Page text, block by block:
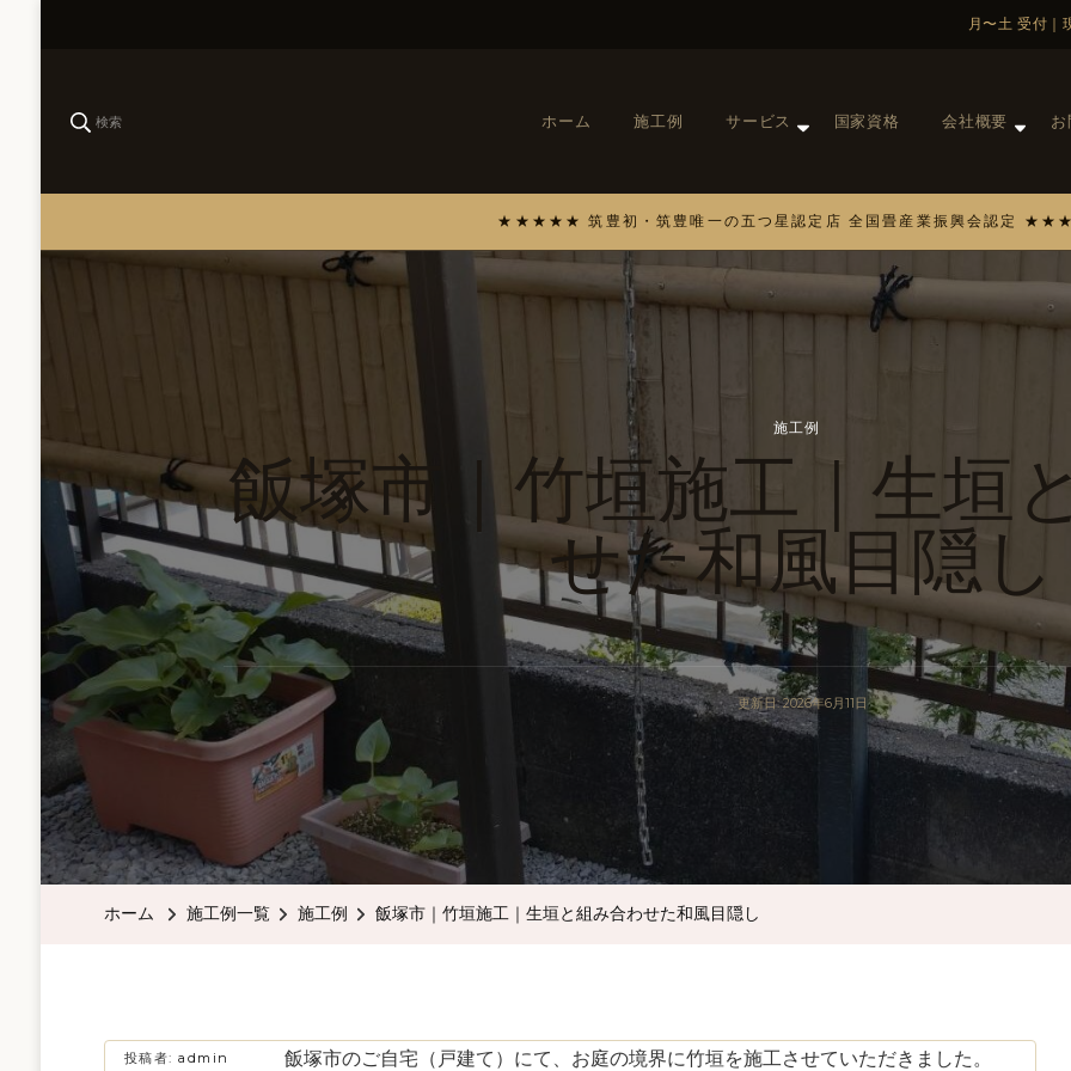
検索 ホーム 施工例 サービス 国家資格 会社概要 お
施工例
飯塚市｜竹垣施工｜生垣
せた和風目隠し
更新日:2026年6月11日
ホーム 施工例一覧 施工例 飯塚市｜竹垣施工｜生垣と組み合わせた和風目隠し
投稿者:admin 飯塚市のご自宅（戸建て）にて、お庭の境界に竹垣を施工させていただきました。